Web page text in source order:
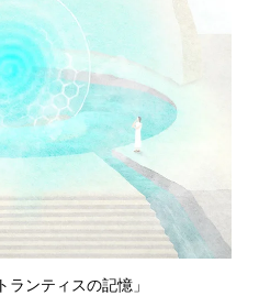
ンティスの記憶」